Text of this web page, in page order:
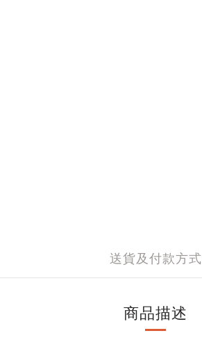
送貨及付款方式
商品描述